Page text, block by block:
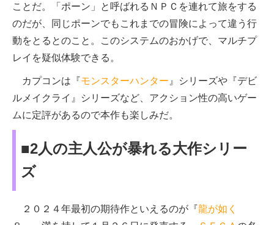
ことだ。「ポーン」と呼ばれるＮＰＣを連れて旅をする
のだが、同じポーンでもこれまでの冒険によって違う行
動をとるとのこと。このシステムのおかげで、マルチプ
レイを疑似体験できる。
カプコンは『モンスターハンター 』シリーズや『デビ
ルメイクライ』シリーズなど、アクション性の高いゲー
ムに定評があるので本作も楽しみだ。
■2人の主人公が暴れる大作シリー
ズ
２０２４年最初の期待作といえるのが『龍が如く